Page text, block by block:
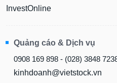
InvestOnline
Quảng cáo & Dịch vụ
0908 169 898 - (028) 3848
kinhdoanh@vietstock.vn